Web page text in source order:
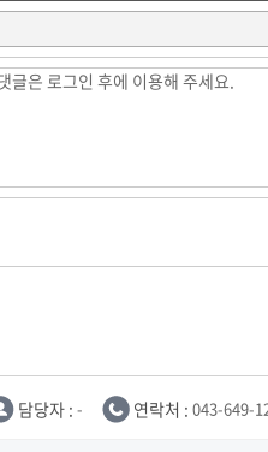
담당자 : - 연락처 : 043-649-